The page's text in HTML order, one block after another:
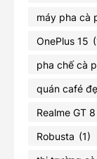
máy pha cà
OnePlus 15
pha chế cà
quán café
Realme GT
Robusta (1)